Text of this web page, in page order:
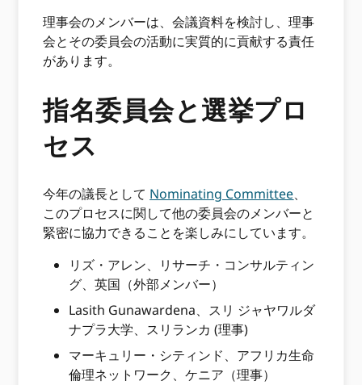
理事会のメンバーは、会議資料を検討し、理事
会とその委員会の活動に実質的に貢献する責任
があります。
指名委員会と選挙プロ
セス
今年の議長として Nominating Committee、
このプロセスに関して他の委員会のメンバーと
緊密に協力できることを楽しみにしています。
リズ・アレン、リサーチ・コンサルティン
グ、英国（外部メンバー）
Lasith Gunawardena、スリ ジャヤワルダ
ナプラ大学、スリランカ (理事)
マーキュリー・シティンド、アフリカ生命
倫理ネットワーク、ケニア（理事）